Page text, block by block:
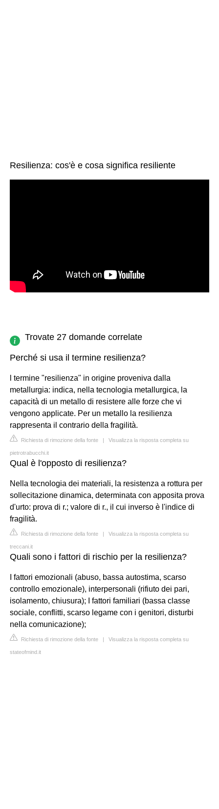
Resilienza: cos'è e cosa significa resiliente
Trovate 27 domande correlate
Perché si usa il termine resilienza?
l termine "resilienza" in origine proveniva dalla
metallurgia: indica, nella tecnologia metallurgica, la
capacità di un metallo di resistere alle forze che vi
vengono applicate. Per un metallo la resilienza
rappresenta il contrario della fragilità.
Richiesta di rimozione della fonte | Visualizza la risposta completa su
pietrotrabucchi.it
Qual è l'opposto di resilienza?
Nella tecnologia dei materiali, la resistenza a rottura per
sollecitazione dinamica, determinata con apposita prova
d'urto: prova di r.; valore di r., il cui inverso è l'indice di
fragilità.
Richiesta di rimozione della fonte | Visualizza la risposta completa su
treccani.it
Quali sono i fattori di rischio per la resilienza?
I fattori emozionali (abuso, bassa autostima, scarso
controllo emozionale), interpersonali (rifiuto dei pari,
isolamento, chiusura); I fattori familiari (bassa classe
sociale, conflitti, scarso legame con i genitori, disturbi
nella comunicazione);
Richiesta di rimozione della fonte | Visualizza la risposta completa su
stateofmind.it